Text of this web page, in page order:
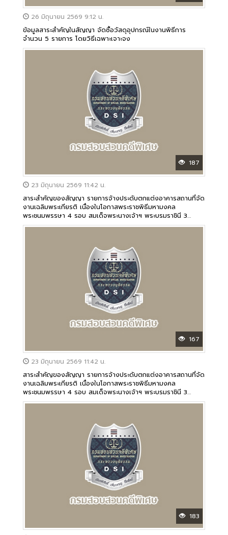
26 มิถุนายน 2569 9:12 น.
ข้อมูลสาระสำคัญในสัญญา จัดซื้อวัสดุอุปกรณ์ในงานพิธีการ
จำนวน 5 รายการ โดยวิธีเฉพาะเจาะจง
187
23 มิถุนายน 2569 11:42 น.
สาระสำคัญของสัญญา รายการจ้างประดับตกแต่งอาคารสถานที่จัด
งานเฉลิมพระเกียรติ เนื่องในโอกาสพระราชพิธีมหามงคล
พระชนมพรรษา 4 รอบ สมเด็จพระนางเจ้าฯ พระบรมราชินี 3
มิถุนายน 2569
167
23 มิถุนายน 2569 11:42 น.
สาระสำคัญของสัญญา รายการจ้างประดับตกแต่งอาคารสถานที่จัด
งานเฉลิมพระเกียรติ เนื่องในโอกาสพระราชพิธีมหามงคล
พระชนมพรรษา 4 รอบ สมเด็จพระนางเจ้าฯ พระบรมราชินี 3
มิถุนายน 2569
183